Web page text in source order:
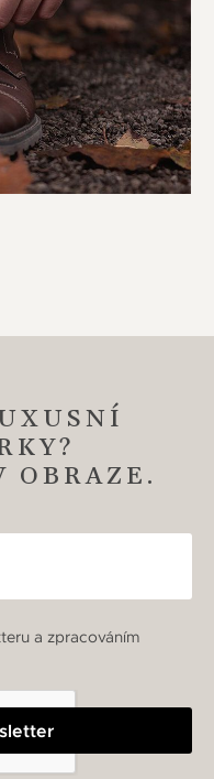
OBRAZE.
a zpracováním